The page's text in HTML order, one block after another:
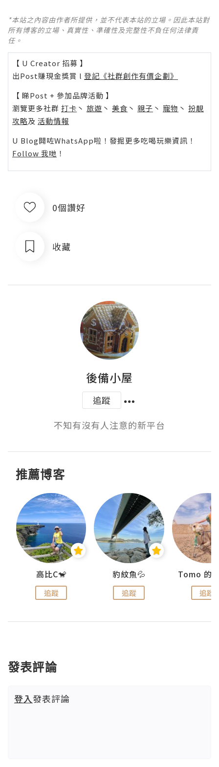
*本站之內容由作者所提供，並不代表本站的立場。因此本站對
所有博客的立場、真實性、準確性及完整性不負任何法律責
任。
【 U Creator 招募 】
出Post賺現金獎賞 l 登記《社群創作有價企劃》
【 睇Post + 參加品牌活動 】
瀏覽更多社群 打卡 丶 旅遊 丶 美食 丶 親子 丶 寵物 丶 扮靚
攻略及 活動情報
U Blog開咗WhatsApp啦！發掘更多吃喝玩樂資訊！
Follow 我哋 ！
0個讚好
收藏
後備小屋
追蹤
不知有沒有人注意的新平台
推薦博客
高比C🐒
追蹤
豹紋魚💦
追蹤 追蹤
發表評論
登入發表評論